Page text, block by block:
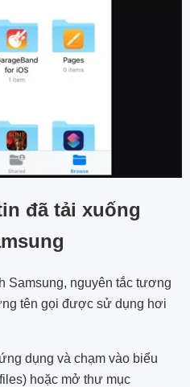
đã tải xuống
Samsung, nguyên tắc tương
tên gọi được sử dụng hơi
dụng và chạm vào biểu
hoặc mở thư mục